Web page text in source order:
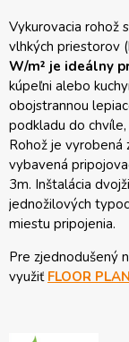
Vykurovacia rohož
vlhkých priestorov
W/m² je ideálny
kúpeľni alebo
obojstrannou
podkladu do
Rohož je vyrobená
vybavená
3m. Inštalácia
jednožilových
miestu pripojenia.
Pre zjednodušený
využiť FLOOR